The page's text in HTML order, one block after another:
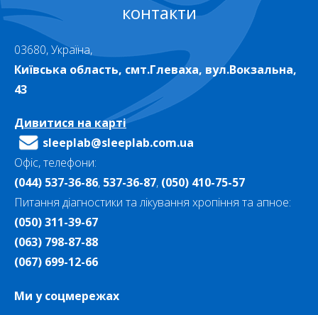
контакти
03680, Україна,
Київська область, смт.Глеваха, вул.Вокзальна,
43
Дивитися на карті
sleeplab@sleeplab.com.ua
Офіс, телефони:
(044) 537-36-86, 537-36-87, (050) 410-75-57
Питання діагностики та лікування хропіння та апное:
(050) 311-39-67
(063) 798-87-88
(067) 699-12-66
Ми у соцмережах